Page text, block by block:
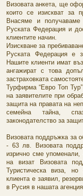
Визовата анкета, ще
които се изискват за
Внасяме и получаваме
Руската Федерация и
клиентите начин.
Изискване за
Руската Федерация е
Нашите клиенти имат
ангажират с това
застраховката
Турфирма “Евро Топ
на заявителите при
защита на правата на
семейна тайна,
законодателство за
Визовата поддръжка за
- 63 лв. Визовата
изрично сме
на визат Визовата
Туристическа виза,
клиента е заявил,
в Русия в нашата